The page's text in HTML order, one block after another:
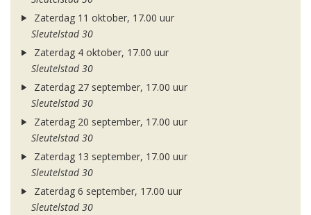
Zaterdag 11 oktober, 17.00 uur
Sleutelstad 30
Zaterdag 4 oktober, 17.00 uur
Sleutelstad 30
Zaterdag 27 september, 17.00 uur
Sleutelstad 30
Zaterdag 20 september, 17.00 uur
Sleutelstad 30
Zaterdag 13 september, 17.00 uur
Sleutelstad 30
Zaterdag 6 september, 17.00 uur
Sleutelstad 30